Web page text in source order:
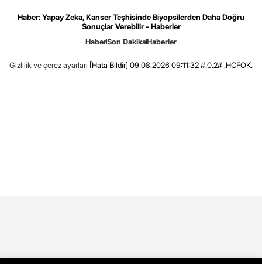
Haber: Yapay Zeka, Kanser Teşhisinde Biyopsilerden Daha Doğru
Sonuçlar Verebilir - Haberler
HaberSon DakikaHaberler
Gizlilik ve çerez ayarları [Hata Bildir] 09.08.2026 09:11:32 #.0.2# .HCFOK.